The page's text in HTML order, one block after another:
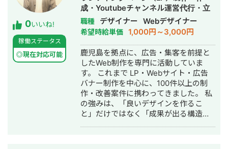
コンテンツ活用の総合支援をしていま
す。 [ 2018/11 - 2024/10 ] 株式会社シ
ングラ ・リース会社のBtoB企業のデジ
タルマーケティング支援 [ 2014/4 -
2018/10 ] パナソニック マーケティン
グ ジャパン株式会社 ・パナソニックの
メーカ直販EC
ルのYouTube運用 を経験しています。
単なる運用代行ではなく、 「集客→教
育→成約」までを一つの流れとして設
計するのが強みです。 特に、店舗ビジ
ネスや講座ビジネス、 スピリチュアル
系コンテンツのYouTube運用は得意分
野です。 30〜90万円帯の講座販売導線
の設計経験もあり、 売上に直結するマ
ーケティング設計を意識して取り組ん
でいます。案件によっては、 「何をや
るべきか分からない」状態から相談さ
れることも多いです。 その場合でも、
現状整理から一緒に設計します。
0いいね!
稼働ステータス
◎現在対応可能
成・Youtubeチャンネル運営代行・立
ち上げ・ECサイト構築・ネットショッ
プ作成代行・SEO対策・新規事業立
上・SNS運用代行・ホームページ制
作・作成・バナー制作・デザイン・ロ
ゴデザイン・作成・イラスト制作・リ
スティング広告運用代行・オウンドメ
ディア制作・構築・運用代行・動画制
作・動画編集・AI活用
職種 デザイナー Webデザイナー
希望時給単価 1,000円～3,000円
鹿児島を拠点に、広告・集客を前提と
したWeb制作を専門に活動していま
す。 これまで LP・Webサイト・広告
バナー制作を中心に、100件以上の制
作・改善案件に携わってきました。 私
の強みは、「良いデザインを作るこ
と」だけではなく「成果が出る構造を